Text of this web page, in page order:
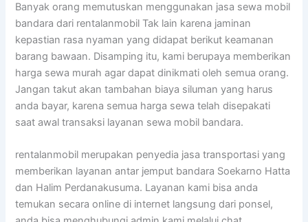
Banyak orang memutuskan menggunakan jasa sewa mobil
bandara dari rentalanmobil Tak lain karena jaminan
kepastian rasa nyaman yang didapat berikut keamanan
barang bawaan. Disamping itu, kami berupaya memberikan
harga sewa murah agar dapat dinikmati oleh semua orang.
Jangan takut akan tambahan biaya siluman yang harus
anda bayar, karena semua harga sewa telah disepakati
saat awal transaksi layanan sewa mobil bandara.
rentalanmobil merupakan penyedia jasa transportasi yang
memberikan layanan antar jemput bandara Soekarno Hatta
dan Halim Perdanakusuma. Layanan kami bisa anda
temukan secara online di internet langsung dari ponsel,